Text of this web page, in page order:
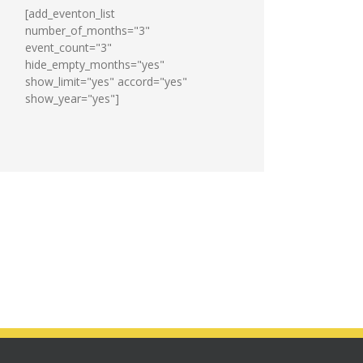
juillet
[add_eventon_list
number_of_months="3"
event_count="3"
hide_empty_months="yes"
show_limit="yes" accord="yes"
show_year="yes"]